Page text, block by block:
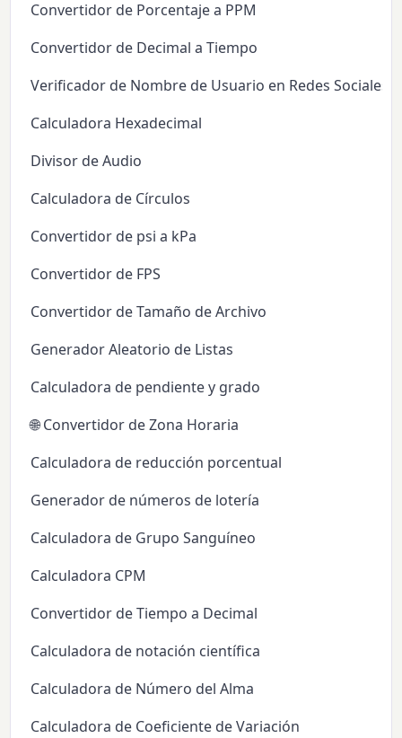
Convertidor de Porcentaje a PPM
Convertidor de Decimal a Tiempo
Verificador de Nombre de Usuario en Redes Sociales
Calculadora Hexadecimal
Divisor de Audio
Calculadora de Círculos
Convertidor de psi a kPa
Convertidor de FPS
Convertidor de Tamaño de Archivo
Generador Aleatorio de Listas
Calculadora de pendiente y grado
🌐 Convertidor de Zona Horaria
Calculadora de reducción porcentual
Generador de números de lotería
Calculadora de Grupo Sanguíneo
Calculadora CPM
Convertidor de Tiempo a Decimal
Calculadora de notación científica
Calculadora de Número del Alma
Calculadora de Coeficiente de Variación